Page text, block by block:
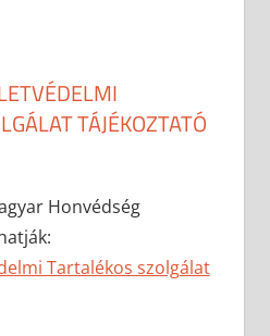
TÁJÉKOZTATÓ
Honvédség
Tartalékos szolgálat